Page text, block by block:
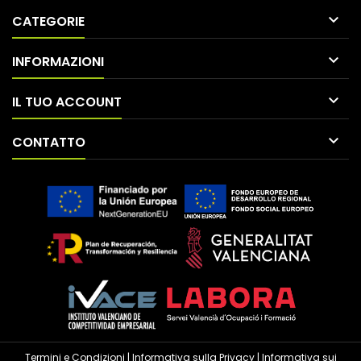
CATEGORIE 
INFORMAZIONI 
IL TUO ACCOUNT 
CONTATTO 
Termini e Condizioni | Informativa sulla Privacy| Informativa sui